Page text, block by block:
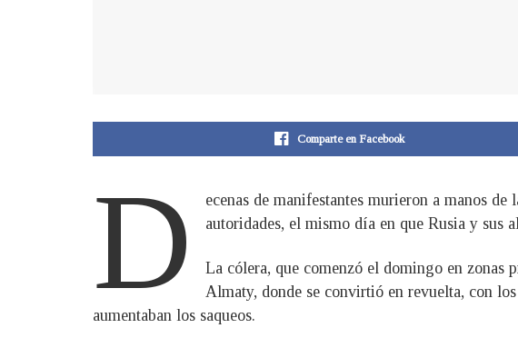
Comparte en Facebook
D
ecenas de manifestantes murieron a manos
autoridades, el mismo día en que Rusia y sus
La cólera, que comenzó el domingo en zonas
Almaty, donde se convirtió en revuelta, con
aumentaban los saqueos.